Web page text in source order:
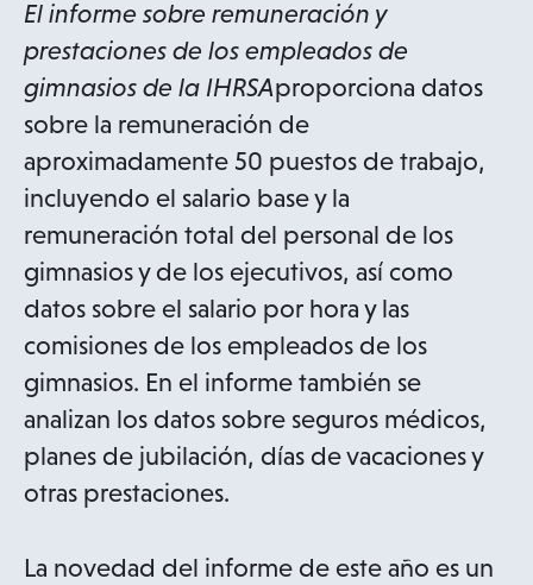
El informe sobre remuneración y
prestaciones de los empleados de
gimnasios de la IHRSAproporciona datos
sobre la remuneración de
aproximadamente 50 puestos de trabajo,
incluyendo el salario base y la
remuneración total del personal de los
gimnasios y de los ejecutivos, así como
datos sobre el salario por hora y las
comisiones de los empleados de los
gimnasios. En el informe también se
analizan los datos sobre seguros médicos,
planes de jubilación, días de vacaciones y
otras prestaciones.
La novedad del informe de este año es un